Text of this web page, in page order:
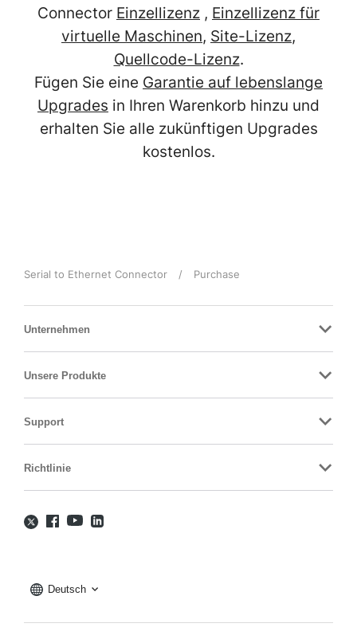
Connector Einzellizenz , Einzellizenz für
virtuelle Maschinen, Site-Lizenz,
Quellcode-Lizenz.
Fügen Sie eine Garantie auf lebenslange
Upgrades in Ihren Warenkorb hinzu und
erhalten Sie alle zukünftigen Upgrades
kostenlos.
Serial to Ethernet Connector / Purchase
Unternehmen
Unsere Produkte
Support
Richtlinie
Deutsch